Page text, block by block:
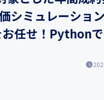
シミュレーショ
任せ！Python